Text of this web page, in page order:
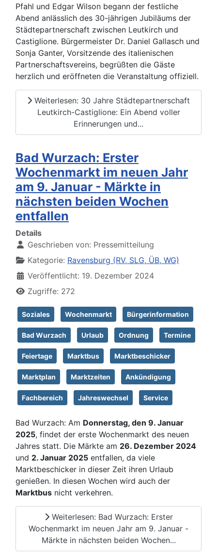
Pfahl und Edgar Wilson begann der festliche
Abend anlässlich des 30-jährigen Jubiläums der
Städtepartnerschaft zwischen Leutkirch und
Castiglione. Bürgermeister Dr. Daniel Gallasch und
Sonja Ganter, Vorsitzende des italienischen
Partnerschaftsvereins, begrüßten die Gäste
herzlich und eröffneten die Veranstaltung offiziell.
Weiterlesen: 30 Jahre Städtepartnerschaft
Leutkirch-Castiglione: Ein Abend voller
Erinnerungen und...
Bad Wurzach: Erster
Wochenmarkt im neuen Jahr
am 9. Januar - Märkte in
nächsten beiden Wochen
entfallen
Details
Geschrieben von: Pressemitteilung
Kategorie: Ravensburg (RV, SLG, ÜB, WG)
Veröffentlicht: 19. Dezember 2024
Zugriffe: 272
Soziales Wochenmarkt Bürgerinformation
Bad Wurzach Urlaub Ordnung Termine
Feiertage Marktbus Marktbeschicker
Marktplan Marktzeiten Ankündigung
Fachbereich Jahreswechsel Service
Bad Wurzach: Am Donnerstag, den 9. Januar
2025, findet der erste Wochenmarkt des neuen
Jahres statt. Die Märkte am 26. Dezember 2024
und 2. Januar 2025 entfallen, da viele
Marktbeschicker in dieser Zeit ihren Urlaub
genießen. In diesen Wochen wird auch der
Marktbus nicht verkehren.
Weiterlesen: Bad Wurzach: Erster
Wochenmarkt im neuen Jahr am 9. Januar -
Märkte in nächsten beiden Wochen...